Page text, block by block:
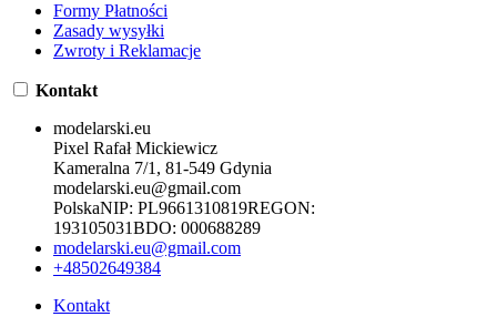
Formy Płatności
Zasady wysyłki
Zwroty i Reklamacje
Kontakt
modelarski.eu
Pixel Rafał Mickiewicz
Kameralna 7/1, 81-549 Gdynia
modelarski.eu@gmail.com
PolskaNIP: PL9661310819REGON:
193105031BDO: 000688289
modelarski.eu@gmail.com
+48502649384
Kontakt